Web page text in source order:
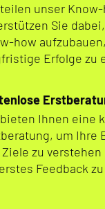
Ihnen eine
um Ihre
zu verstehen
Feedback
unser
Sie
how
Erfolge zu